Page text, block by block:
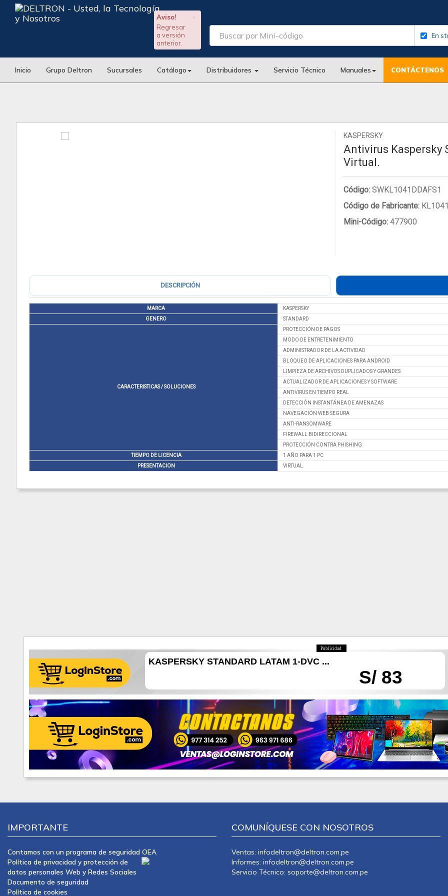
×
Aviso!
Regresar
a versión
anterior.
En
Inicio Grupo Deltron Sucursales Catálogo Distribuidores Servicio Técnico Manuales CONTÁCTENOS
KASPERSKY
Antivirus Kaspersky
Virtual.
Código: SWKL1041DDAFS1
Código de Fabricante:
Mini-Código: 477900
DESCRIPCIÓN
MARCA
KASPERSKY
GENERO
STANDARD
CARACTERISTICAS / SOLUCIONES
PROTECCIÓN DE PAGOS
MODO DE ENTRETENIMIENTO
ADMINISTRADOR DE LA ACTIVIDAD
BLOQUEO DE APLICACIONES PARA ANDROID
LIMPIEZA DE ARCHIVOS DUPLICADOS Y GRANDES
ACTUALIZADOR DE APLICACIONES Y SOFTWARE
ANTIVIRUS EN TIEMPO REAL
DETECCIÓN INSTANTÁNEA DE AMENAZAS
NAVEGACIÓN WEB SEGURA
ANTI-RANSOMWARE
FIREWALL BIDIRECCIONAL
PROTECCIÓN CONTRA PHISHING
TIEMPO DE LICENCIA
1 AÑO PARA 1 PC
PRESENTACION
VIRTUAL
Publicidad
S/ 83
KASPERSKY STANDARD LATAM 1-DVC ...
IMPORTANTE
Contamos con un programa de seguridad OEA
Política de privacidad y protección de
datos personales Web y Redes Sociales
Documento de seguridad
Política de cookies
COMUNÍQUESE CON NOSOTROS
Ventas: infodeltron@deltron.com.pe
Informes: infodeltron@deltron.com.pe
Servicio Técnico: soporte@deltron.com.pe